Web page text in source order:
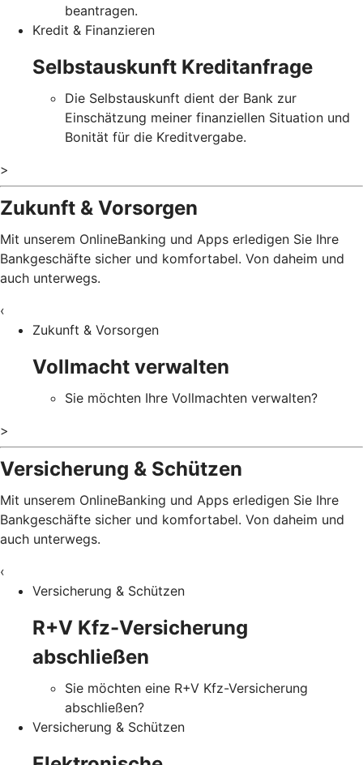
beantragen.
Kredit & Finanzieren
Selbstauskunft Kreditanfrage
Die Selbstauskunft dient der Bank zur
Einschätzung meiner finanziellen Situation und
Bonität für die Kreditvergabe.
>
Zukunft & Vorsorgen
Mit unserem OnlineBanking und Apps erledigen Sie Ihre
Bankgeschäfte sicher und komfortabel. Von daheim und
auch unterwegs.
‹
Zukunft & Vorsorgen
Vollmacht verwalten
Sie möchten Ihre Vollmachten verwalten?
>
Versicherung & Schützen
Mit unserem OnlineBanking und Apps erledigen Sie Ihre
Bankgeschäfte sicher und komfortabel. Von daheim und
auch unterwegs.
‹
Versicherung & Schützen
R+V Kfz-Versicherung
abschließen
Sie möchten eine R+V Kfz-Versicherung
abschließen?
Versicherung & Schützen